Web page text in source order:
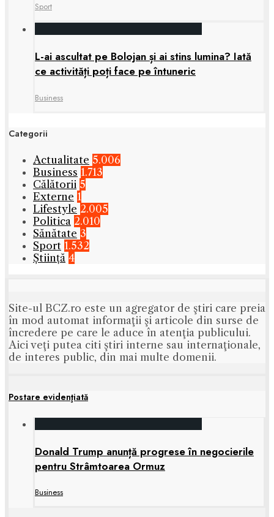
Sport
L-ai ascultat pe Bolojan și ai stins lumina? Iată
ce activități poți face pe întuneric
Business
Categorii
Actualitate 5.006
Business 1.713
Călătorii 5
Externe 1
Lifestyle 2.005
Politica 2.010
Sănătate 3
Sport 1.532
Știință 4
Site-ul BCZ.ro este un agregator de ştiri care preia
în mod automat informaţii şi articole din surse de
încredere pe care le aduce în atenţia publicului.
Aici veţi putea citi ştiri interne sau internaţionale,
de interes public, din mai multe domenii.
Postare evidenţiată
Donald Trump anunță progrese în negocierile
pentru Strâmtoarea Ormuz
Business